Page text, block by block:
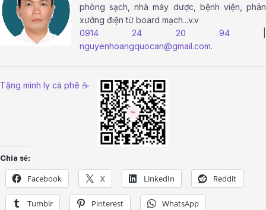
phòng sạch, nhà máy dược, bệnh viện, phân
xưởng điện tử board mạch...v.v
0914 24 20 94|
nguyenhoangquocan@gmail.com.
Tặng mình ly cà phê ☕
Chia sẻ:
Facebook X LinkedIn Reddit
Tumblr Pinterest WhatsApp